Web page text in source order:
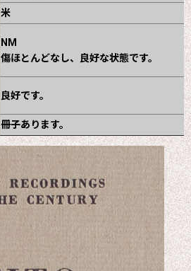
米
NM
傷ほとんどなし、良好な状態です。
良好です。
冊子あります。